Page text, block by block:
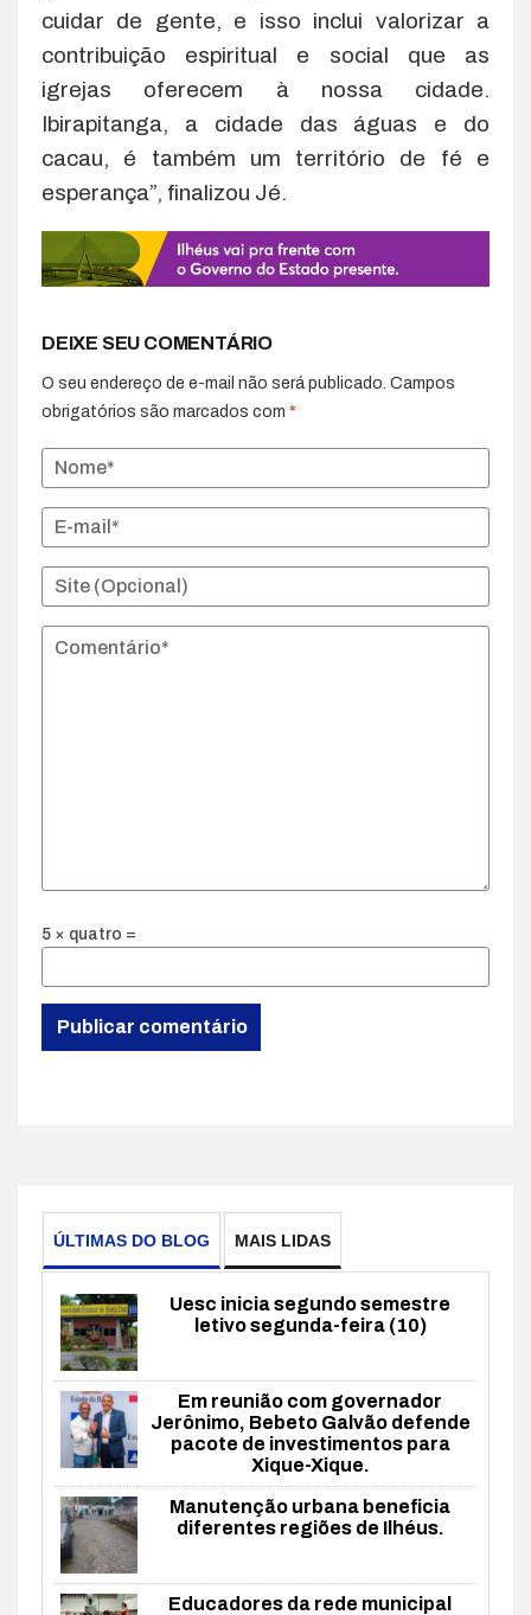
cuidar de gente, e isso inclui valorizar a
contribuição espiritual e social que as
igrejas oferecem à nossa cidade.
Ibirapitanga, a cidade das águas e do
cacau, é também um território de fé e
esperança”, finalizou Jé.
DEIXE SEU COMENTÁRIO
O seu endereço de e-mail não será publicado. Campos
obrigatórios são marcados com *
5 × quatro =
ÚLTIMAS DO BLOG MAIS LIDAS
Uesc inicia segundo semestre
letivo segunda-feira (10)
Em reunião com governador
Jerônimo, Bebeto Galvão defende
pacote de investimentos para
Xique-Xique.
Manutenção urbana beneficia
diferentes regiões de Ilhéus.
Educadores da rede municipal